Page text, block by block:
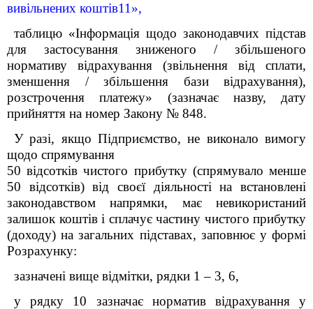
вивільнених коштів11 »,
таблицю «Інформація щодо законодавчих підстав
для застосування зниженого / збільшеного
нормативу відрахування (звільнення від сплати,
зменшення / збільшення бази відрахування),
розстрочення платежу» (зазначає назву, дату
прийняття на номер Закону № 848.
У разі, якщо Підприємство, не виконало вимогу
щодо спрямування
50 відсотків чистого прибутку (спрямувало менше
50 відсотків) від своєї діяльності на встановлені
законодавством напрямки, має невикористаний
залишок коштів і сплачує частину чистого прибутку
(доходу) на загальних підставах, заповнює у формі
Розрахунку:
зазначені вище відмітки, рядки 1 – 3, 6,
у рядку 10 зазначає норматив відрахування у